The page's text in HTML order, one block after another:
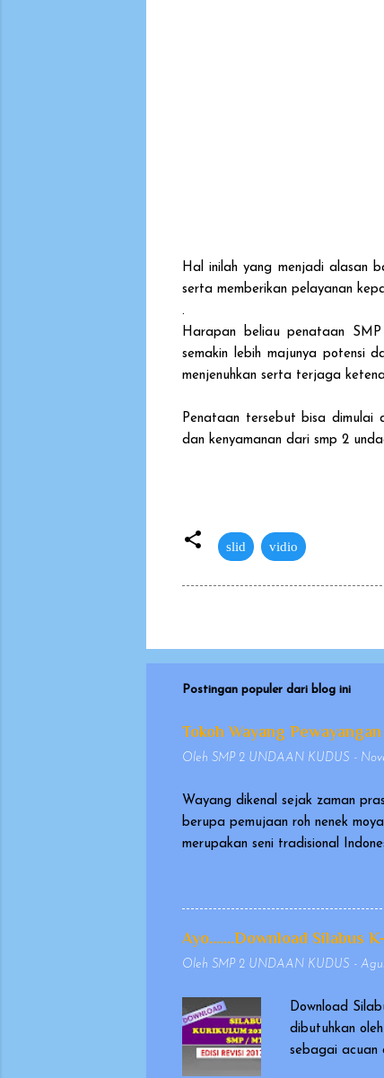
Hal inilah yang menjadi alasan
serta memberikan pelayanan
.
Harapan beliau penataan
semakin lebih majunya potensi
menjenuhkan serta terjaga
Penataan tersebut bisa dimulai
dan kenyamanan dari smp 2
slid vidio
Postingan populer dari blog ini
Tokoh Wayang Pewayangan
Oleh SMP 2 UNDAAN KUDUS -
Wayang dikenal sejak zaman
berupa pemujaan roh nenek
merupakan seni tradisional
sangat berharga (Masterpiece
memakai kostum, yang dikenal
Wayang yang dimainkan dalang
Ayo.......Download Silabus
Oleh SMP 2 UNDAAN KUDUS -
Download
dibutuhkan
sebagai acuan